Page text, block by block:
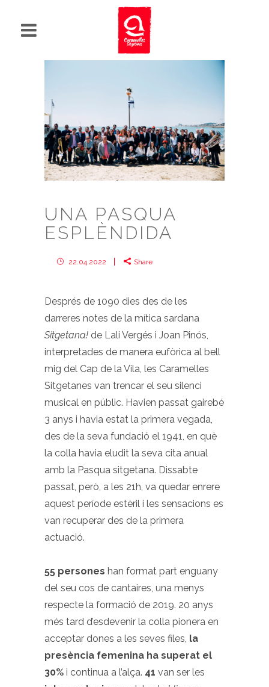
UNA PASQUA
ESPLÈNDIDA
22.04.2022 Share
Després de 1090 dies des de les
darreres notes de la mítica sardana
Sitgetana! de Lali Vergés i Joan Pinós,
interpretades de manera eufòrica al bell
mig del Cap de la Vila, les Caramelles
Sitgetanes van trencar el seu silenci
musical en públic. Havien passat gairebé
3 anys i havia estat la primera vegada,
des de la seva fundació el 1941, en què
la colla havia eludit la seva cita anual
amb la Pasqua sitgetana. Dissabte
passat, però, a les 21h, va quedar enrere
aquest període estèril i les sensacions es
van recuperar des de la primera
actuació.
55 persones han format part enguany
del seu cos de cantaires, una menys
respecte la formació de 2019. 20 anys
més tard d’esdevenir la colla pionera en
acceptar dones a les seves files, la
presència femenina ha superat el
30% i continua a l’alça. 41 van ser les